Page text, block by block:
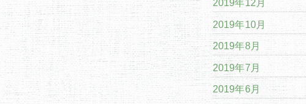
2019年12月
2019年10月
2019年8月
2019年7月
2019年6月